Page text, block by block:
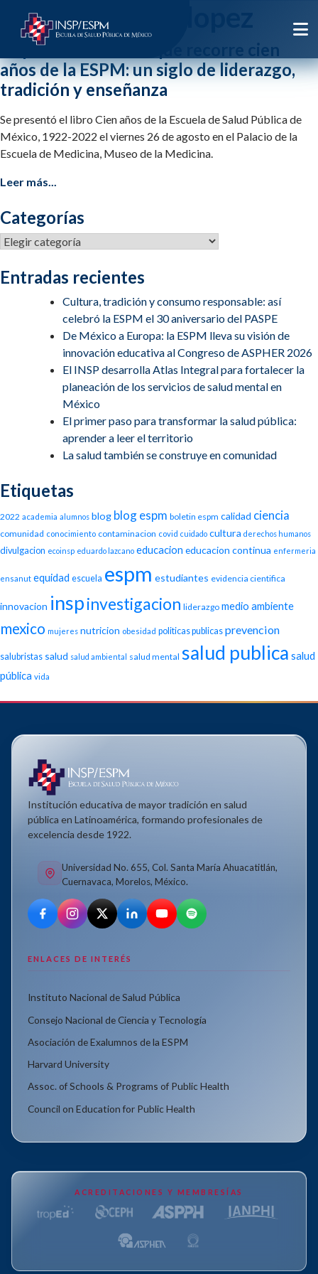
Etiqueta:
Se presentó el libro que recorre cien
años de la ESPM: un siglo de liderazgo,
tradición y enseñanza
Se presentó el libro Cien años de la Escuela de Salud Pública de
México, 1922-2022 el viernes 26 de agosto en el Palacio de la
Escuela de Medicina, Museo de la Medicina.
Leer más...
Categorías
Categorías
Entradas recientes
Cultura, tradición y consumo responsable: así
celebró la ESPM el 30 aniversario del PASPE
De México a Europa: la ESPM lleva su visión de
innovación educativa al Congreso de ASPHER 2026
El INSP desarrolla Atlas Integral para fortalecer la
planeación de los servicios de salud mental en
México
El primer paso para transformar la salud pública:
aprender a leer el territorio
La salud también se construye en comunidad
Etiquetas
2022 academia alumnos blog blog espm boletin espm calidad ciencia
comunidad conocimiento contaminacion covid cuidado cultura derechos humanos
divulgacion ecoinsp eduardo lazcano educacion educacion continua enfermeria
ensanut equidad escuela espm estudiantes evidencia cientifica
innovacion inspinvestigacion liderazgo medio ambiente
mexico mujeres nutricion obesidad politicas publicas prevencion
salubristas salud salud ambiental salud mental salud publica salud
pública vida
Institución educativa de mayor tradición en salud
pública en Latinoamérica, formando profesionales de
excelencia desde 1922.
Universidad No. 655, Col. Santa María Ahuacatitlán,
Cuernavaca, Morelos, México.
ENLACES DE INTERÉS
Instituto Nacional de Salud Pública
Consejo Nacional de Ciencia y Tecnología
Asociación de Exalumnos de la ESPM
Harvard University
Assoc. of Schools & Programs of Public Health
Council on Education for Public Health
ACREDITACIONES Y MEMBRESÍAS